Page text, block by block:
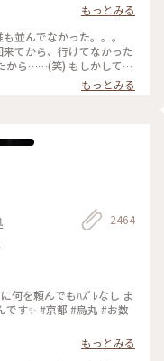
もっとみる
並んでなかった。。。
てから、行けてなかった
から……(笑) もしかして、
す
たΣ( ; ﾟДﾟ)運が良かっ
んな粉っぽくないと思
もっとみる
2464
丸 #お数
もっとみる